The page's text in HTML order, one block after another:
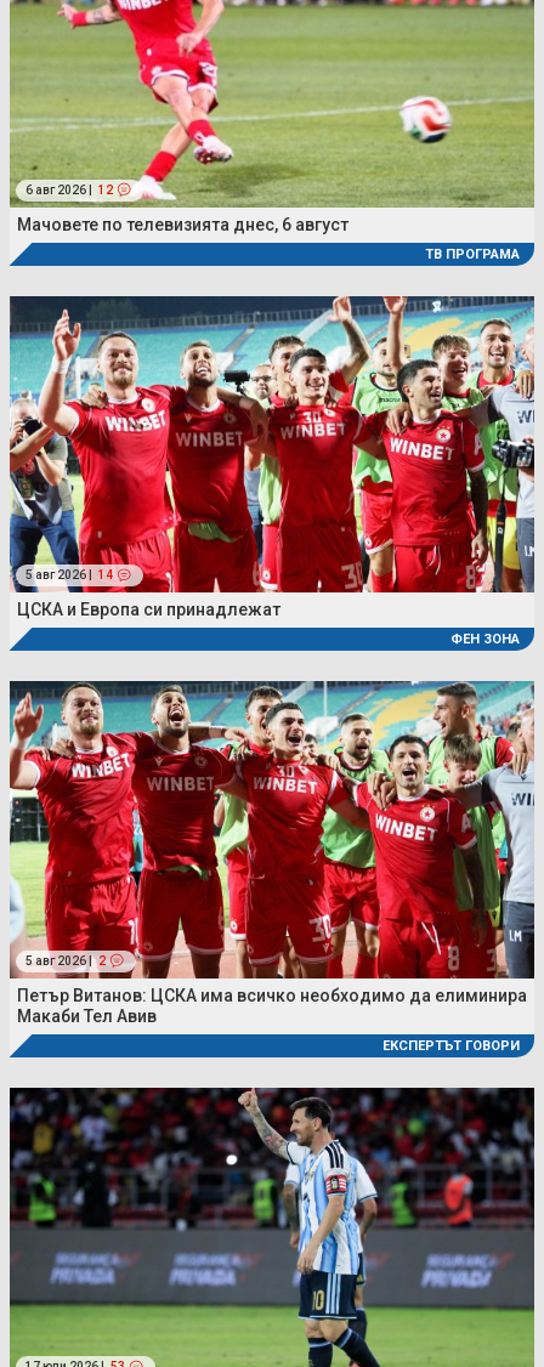
6 авг 2026 | 12
Мачовете по телевизията днес, 6 август
ТВ ПРОГРАМА
5 авг 2026 | 14
ЦСКА и Европа си принадлежат
ФЕН ЗОНА
5 авг 2026 | 2
Петър Витанов: ЦСКА има всичко необходимо да елиминира
Макаби Тел Авив
ЕКСПЕРТЪТ ГОВОРИ